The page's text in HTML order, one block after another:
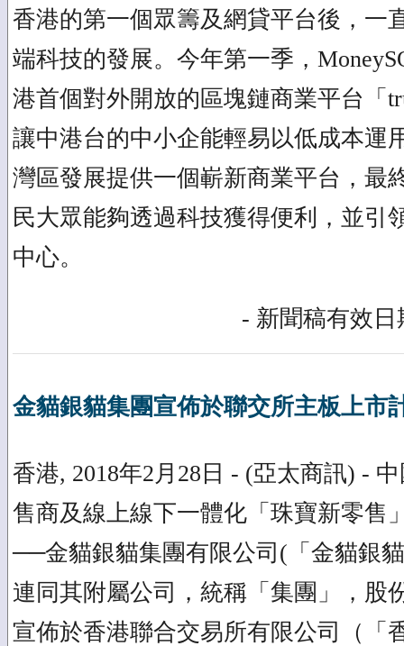
香港的第一個眾籌及網貸平台後，一
端科技的發展。今年第一季，
港首個對外開放的區塊鏈商業平台「
讓中港台的中小企能輕易以低成本運
灣區發展提供一個嶄新商業平台，最
民大眾能夠透過科技獲得便利，並引
中心。
- 新聞稿有效日
金貓銀貓集團宣佈於聯交所主板上市
香港, 2018年2月28日 - (亞太商訊) -
售商及線上線下一體化「珠寶新零售
──金貓銀貓集團有限公司(「金貓銀
連同其附屬公司，統稱「集團」，股
宣佈於香港聯合交易所有限公司（「